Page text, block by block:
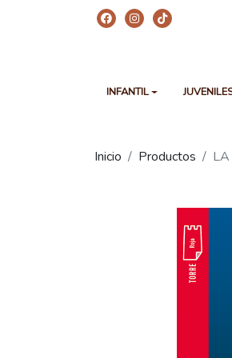
INFANTIL
Inicio Productos